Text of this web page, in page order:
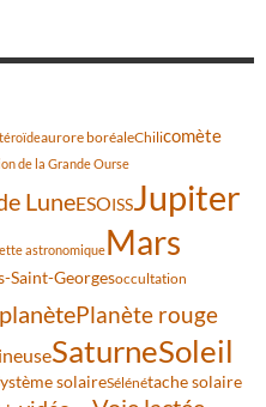
aurore boréaleChilicomète
de la Grande Ourse
LuneESOISSJupiter
astronomiqueMars
Saint-Georgesoccultation
planètePlanète rouge
SaturneSoleil
solaireSélénétache solaire